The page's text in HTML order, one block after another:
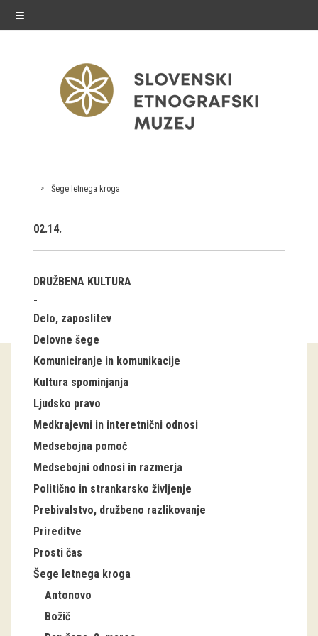
≡
exhibitions
Past exhibitions
Virtual tours
public programme
Guided tours
Workshops
Group visits
education
publications
Books
DVD-s
projects
Šege letnega kroga
02.14.
DRUŽBENA KULTURA
Delo, zaposlitev
Delovne šege
Komuniciranje in komunikacije
Kultura spominjanja
Ljudsko pravo
Medkrajevni in interetnični odnosi
Medsebojna pomoč
Medsebojni odnosi in razmerja
Politično in strankarsko življenje
Prebivalstvo, družbeno razlikovanje
Prireditve
Prosti čas
Šege letnega kroga
Antonovo
Božič